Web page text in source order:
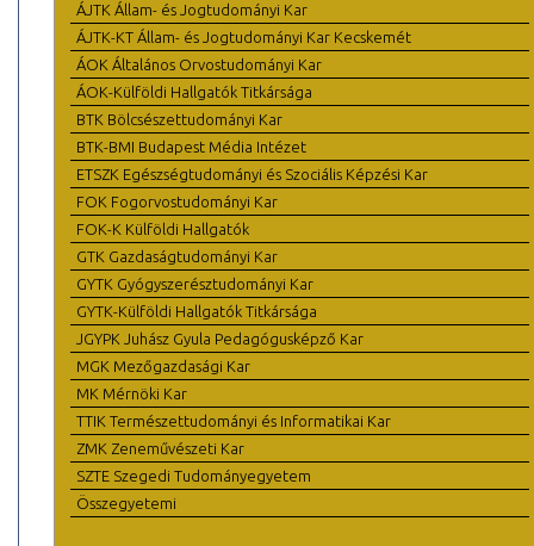
ÁJTK Állam- és Jogtudományi Kar
ÁJTK-KT Állam- és Jogtudományi Kar Kecskemét
ÁOK Általános Orvostudományi Kar
ÁOK-Külföldi Hallgatók Titkársága
BTK Bölcsészettudományi Kar
BTK-BMI Budapest Média Intézet
ETSZK Egészségtudományi és Szociális Képzési Kar
FOK Fogorvostudományi Kar
FOK-K Külföldi Hallgatók
GTK Gazdaságtudományi Kar
GYTK Gyógyszerésztudományi Kar
GYTK-Külföldi Hallgatók Titkársága
JGYPK Juhász Gyula Pedagógusképző Kar
MGK Mezőgazdasági Kar
MK Mérnöki Kar
TTIK Természettudományi és Informatikai Kar
ZMK Zeneművészeti Kar
SZTE Szegedi Tudományegyetem
Összegyetemi